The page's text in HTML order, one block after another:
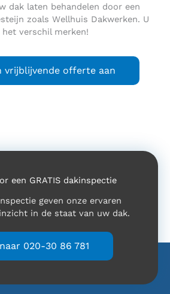
dak laten behandelen door een
zoals Wellhuis Dakwerken. U
verschil merken!
vrijblijvende offerte aan
een GRATIS dakinspectie
geven onze ervaren
in de staat van uw dak.
020-30 86 781